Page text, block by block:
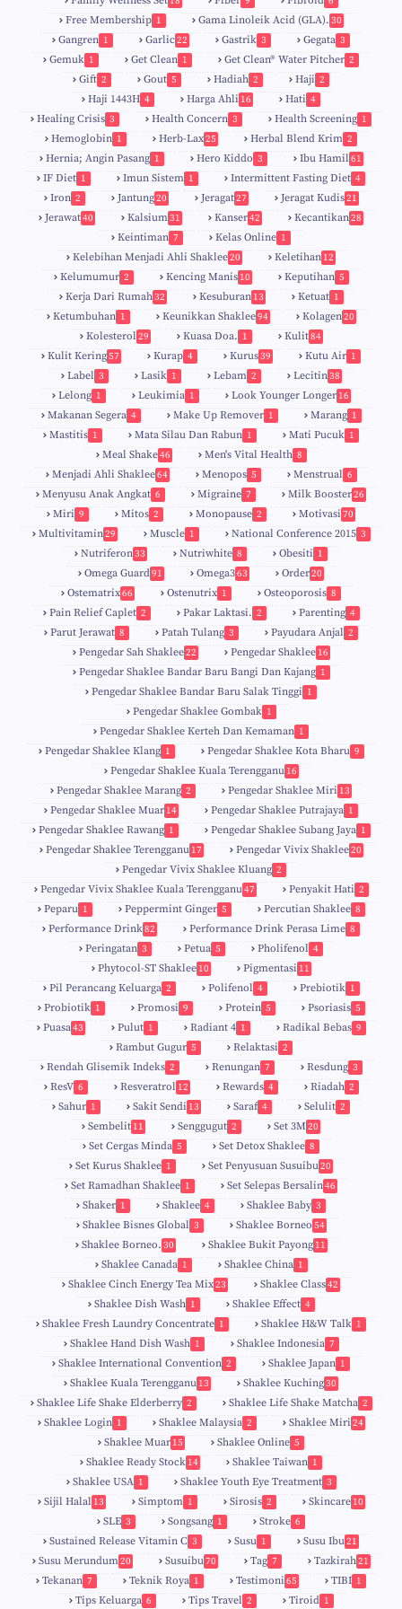
Free Membership 1 Gama Linoleik Acid (GLA). 30
Gangren 1 Garlic22 Gastrik 3 Gegata 3
Gemuk 1 Get Clean 1 Get Clean® Water Pitcher 2
Gift 2 Gout 5 Hadiah 2 Haji 2
Haji 1443H 4 Harga Ahli 16 Hati 4
Healing Crisis 3 Health Concern 3 Health Screening 1
Hemoglobin 1 Herb-Lax25 Herbal Blend Krim 2
Hernia; Angin Pasang 1 Hero Kiddo 3 Ibu Hamil61
IF Diet 1 Imun Sistem 1 Intermittent Fasting Diet 4
Iron 2 Jantung20 Jeragat27 Jeragat Kudis21
Jerawat40 Kalsium31 Kanser42 Kecantikan28
Keintiman 7 Kelas Online 1
Kelebihan Menjadi Ahli Shaklee20 Keletihan 12
Kelumumur 2 Kencing Manis 10 Keputihan 5
Kerja Dari Rumah32 Kesuburan 13 Ketuat 1
Ketumbuhan 1 Keunikkan Shaklee94 Kolagen20
Kolesterol29 Kuasa Doa. 1 Kulit84
Kulit Kering57 Kurap 4 Kurus39 Kutu Air 1
Label 3 Lasik 1 Lebam 2 Lecitin38
Lelong 1 Leukimia 1 Look Younger Longer 16
Makanan Segera 4 Make Up Remover 1 Marang 1
Mastitis 1 Mata Silau Dan Rabun 1 Mati Pucuk 1
Meal Shake46 Men's Vital Health 8
Menjadi Ahli Shaklee64 Menopos 5 Menstrual 6
Menyusu Anak Angkat 6 Migraine 7 Milk Booster26
Miri 9 Mitos 2 Monopause 2 Motivasi 70
Multivitamin29 Muscle 1 National Conference 2015 3
Nutriferon33 Nutriwhite 8 Obesiti 1
Omega Guard91 Omega363 Order20
Ostematrix66 Ostenutrix 1 Osteoporosis 8
Pain Relief Caplet 2 Pakar Laktasi. 2 Parenting 4
Parut Jerawat 8 Patah Tulang 3 Payudara Anjal 2
Pengedar Sah Shaklee22
9
Pengedar Shaklee 16
5
Pengedar Shaklee Bandar Baru Bangi Dan Kajang 1
Pengedar Shaklee Bandar Baru Salak Tinggi 1
Pengedar Shaklee Gombak 1
Pengedar Shaklee Kerteh Dan Kemaman 1
Pengedar Shaklee Klang 1 Pengedar Shaklee Kota Bharu 9
Pengedar Shaklee Kuala Terengganu 16
4
Pengedar Shaklee Marang 2 Pengedar Shaklee Miri 13
1
Pengedar Shaklee Muar 14
0
Pengedar Shaklee Putrajaya 1
Pengedar Shaklee Rawang 1 Pengedar Shaklee Subang Jaya 1
Pengedar Shaklee Terengganu 17 Pengedar Vivix Shaklee20
Pengedar Vivix Shaklee Kluang 2
Pengedar Vivix Shaklee Kuala Terengganu47 Penyakit Hati 2
Peparu 1 Peppermint Ginger 5 Percutian Shaklee 8
Performance Drink82 Performance Drink Perasa Lime 8
Peringatan 3 Petua 5 Pholifenol 4
Phytocol-ST Shaklee 10 Pigmentasi 11
Pil Perancang Keluarga 2 Polifenol 4 Prebiotik 1
Probiotik 1 Promosi 9 Protein 5 Psoriasis 5
Puasa43 Pulut 1 Radiant 4 1 Radikal Bebas 9
Rambut Gugur 5 Relaktasi 2
Rendah Glisemik Indeks 2 Renungan 7 Resdung 3
ResV 6 Resveratrol 12 Rewards 4 Riadah 2
Sahur 1 Sakit Sendi 13 Saraf 4 Selulit 2
Sembelit 11 Senggugut 2 Set 3M20
Set Cergas Minda 5 Set Detox Shaklee 8
Set Kurus Shaklee 1 Set Penyusuan Susuibu20
Set Ramadhan Shaklee 1 Set Selepas Bersalin46
Shaker 1 Shaklee 4 Shaklee Baby 3
Shaklee Bisnes Global 3 Shaklee Borneo 54
Shaklee Borneo. 30 Shaklee Bukit Payong 11
Shaklee Canada 1 Shaklee China 1
Shaklee Cinch Energy Tea Mix23 Shaklee Class42
Shaklee Dish Wash 1 Shaklee Effect 4
Shaklee Fresh Laundry Concentrate 1 Shaklee H&W Talk 1
Shaklee Hand Dish Wash 1 Shaklee Indonesia 7
Shaklee International Convention 2 Shaklee Japan 1
Shaklee Kuala Terengganu 13
Shaklee Kuching30
Shaklee Life Shake Elderberry 2 Shaklee Life Shake Matcha 2
Shaklee Login 1 Shaklee Malaysia 2 Shaklee Miri 24
Shaklee Muar 15
8
Shaklee Online 5
Shaklee Ready Stock 14 Shaklee Taiwan 1
Shaklee USA 1 Shaklee Youth Eye Treatment 3
Sijil Halal 13 Simptom 1 Sirosis 2 Skincare 10
SLE 3 Songsang 1 Stroke 6
Sustained Release Vitamin C 3 Susu 1 Susu Ibu21
0
Susu Merundum20
1
Susuibu70 Tag 7 Tazkirah21
7
Tekanan 7 Teknik Roya 1 Testimoni 65
5
TIBI 1
Tips Keluarga 6 Tips Travel 2 Tiroid 1